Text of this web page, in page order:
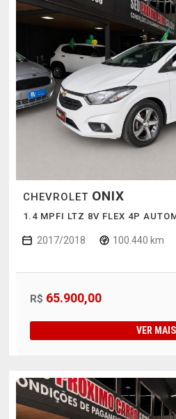
CHEVROLET ONIX
1.4 MPFI LTZ 8V FLEX 4P
2017/2018 100.440 km
R$ 65.900,00
VER MAIS